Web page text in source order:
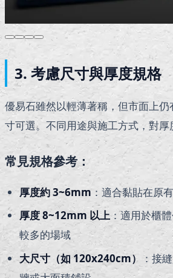
3. 考慮尺寸與厚度規格
優易石雖然以輕薄著稱，但市面上仍
寸可選。不同用途與施工方式，對厚
常見規格參考：
厚度約 3~6mm：適合黏貼在原
厚度 8~12mm 以上：適用於櫃
較多的場域
大尺寸（如 120x240cm） ：接